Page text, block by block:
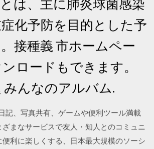
は、主に肺炎球菌感染
化予防を目的とした予
接種義 市ホームペー
ロードもできます。
みんなのアルバム.
記、写真共有、ゲームや便利ツール満載
まなサービスで友人・知人とのコミュニ
利に楽しくする、日本最大規模のソーシ